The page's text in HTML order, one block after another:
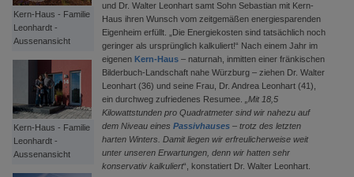
Kern-Haus - Familie
Leonhardt -
Aussenansicht
Kern-Haus - Familie
Leonhardt -
Aussenansicht
und Dr. Walter Leonhart samt Sohn Sebastian mit Kern-
Haus ihren Wunsch vom zeitgemäßen energiesparenden
Eigenheim erfüllt. „Die Energiekosten sind tatsächlich noch
geringer als ursprünglich kalkuliert!“ Nach einem Jahr im
eigenen Kern-Haus – naturnah, inmitten einer fränkischen
Bilderbuch-Landschaft nahe Würzburg – ziehen Dr. Walter
Leonhart (36) und seine Frau, Dr. Andrea Leonhart (41),
ein durchweg zufriedenes Resumee.
„Mit 18,5
Kilowattstunden pro Quadratmeter sind wir nahezu auf
dem Niveau eines Passivhauses – trotz des letzten
harten Winters. Damit liegen wir erfreulicherweise weit
unter unseren Erwartungen, denn wir hatten sehr
konservativ kalkuliert“, konstatiert Dr. Walter Leonhart.